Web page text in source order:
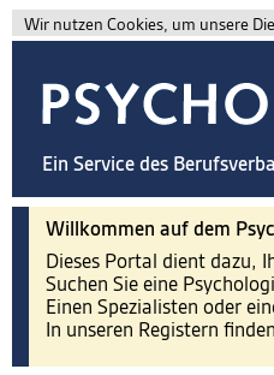
Wir nutzen Cookies, um unsere
Ein Service des
Willkommen auf dem
Dieses Portal dient dazu,
Suchen Sie eine
Einen Spezialisten oder
In unseren Registern